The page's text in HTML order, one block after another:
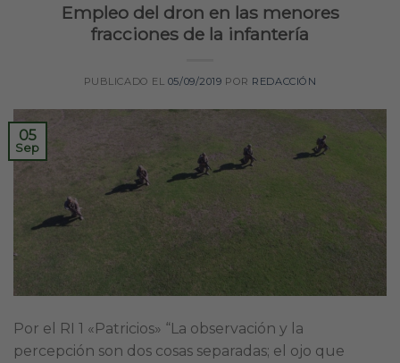
Empleo del dron en las menores
fracciones de la infantería
PUBLICADO EL 05/09/2019 POR REDACCIÓN
05
Sep
Por el RI 1 «Patricios» “La observación y la
percepción son dos cosas separadas; el ojo que